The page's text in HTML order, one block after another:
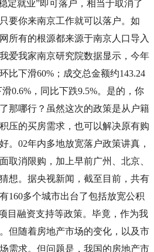
定就业”即可落户，相当于取消了
要你来南京工作就可以落户。如
所有的根源都来源于南京人口导入
爱我家南京研究院数据显示，今年
比下滑60%；成交总金额约143.24
0.6%，同比下跌9.5%。是的，你
那哪行？虽然这次的政策是从户籍
压的买房需求，也可以解决原有购
。02年内多地放宽落户政策讲真，
取消限购，加上早前广州、北京、
想。据央视新闻，截至目前，共有
160多个城市出台了包括放宽公积
目融资支持等政策。毕竟，作为我
但随着房地产市场的变化，以及市
需求。但问题是，我国的房地产市